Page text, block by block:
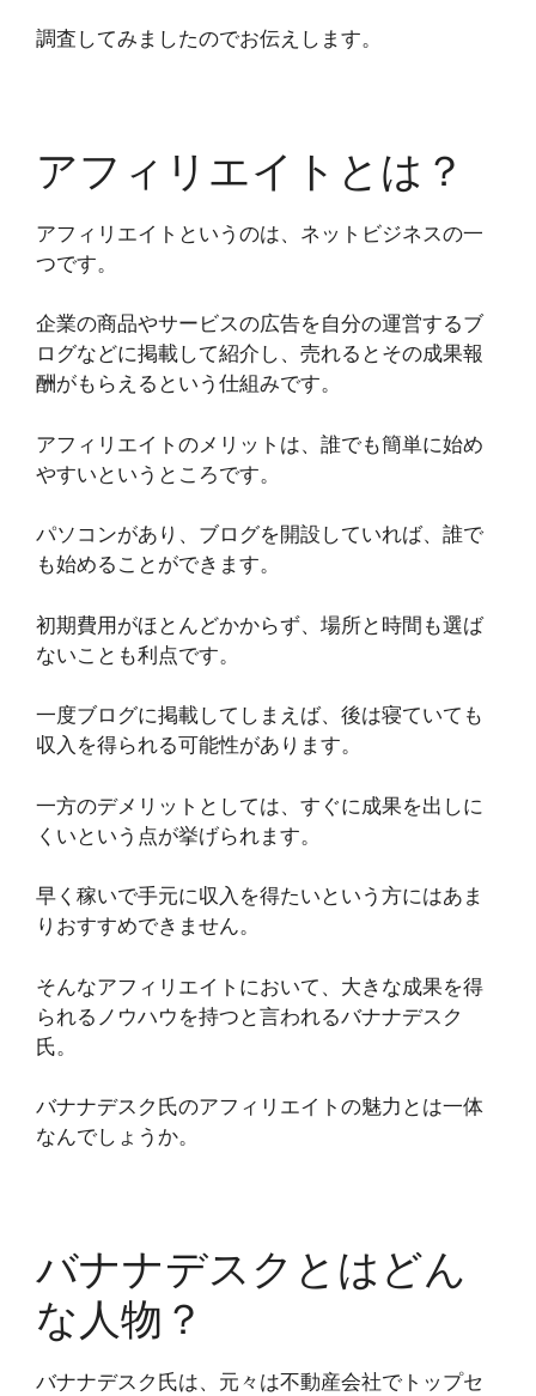
調査してみましたのでお伝えします。
アフィリエイトとは？
アフィリエイトというのは、ネットビジネスの一
つです。
企業の商品やサービスの広告を自分の運営するブ
ログなどに掲載して紹介し、売れるとその成果報
酬がもらえるという仕組みです。
アフィリエイトのメリットは、誰でも簡単に始め
やすいというところです。
パソコンがあり、ブログを開設していれば、誰で
も始めることができます。
初期費用がほとんどかからず、場所と時間も選ば
ないことも利点です。
一度ブログに掲載してしまえば、後は寝ていても
収入を得られる可能性があります。
一方のデメリットとしては、すぐに成果を出しに
くいという点が挙げられます。
早く稼いで手元に収入を得たいという方にはあま
りおすすめできません。
そんなアフィリエイトにおいて、大きな成果を得
られるノウハウを持つと言われるバナナデスク
氏。
バナナデスク氏のアフィリエイトの魅力とは一体
なんでしょうか。
バナナデスクとはどん
な人物？
バナナデスク氏は、元々は不動産会社でトップセ